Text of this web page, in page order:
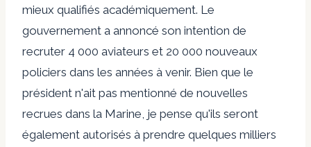
mieux qualifiés académiquement. Le
gouvernement a annoncé son intention de
recruter 4 000 aviateurs et 20 000 nouveaux
policiers dans les années à venir. Bien que le
président n'ait pas mentionné de nouvelles
recrues dans la Marine, je pense qu'ils seront
également autorisés à prendre quelques milliers